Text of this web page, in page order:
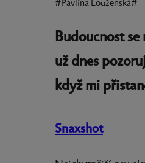
#Pavlína Louženská#
Budoucnost
už dnes
když mi
Snaxshot